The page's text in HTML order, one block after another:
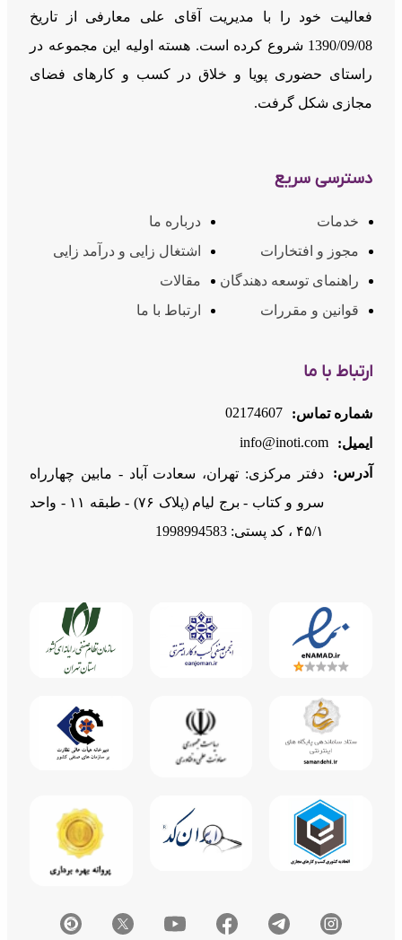
فعالیت خود را با مدیریت آقای علی معارفی از تاریخ
1390/09/08 شروع کرده است. هسته اولیه این مجموعه در
راستای حضوری پویا و خلاق در کسب و کارهای فضای
مجازی شکل گرفت.
دسترسی سریع
خدمات
درباره ما
مجوز و افتخارات
اشتغال زایی و درآمد زایی
راهنمای توسعه دهندگان
مقالات
قوانین و مقررات
ارتباط با ما
ارتباط با ما
شماره تماس:
02174607
ایمیل:
info@inoti.com
آدرس:
دفتر مرکزی: تهران، سعادت آباد - مابین چهارراه
سرو و کتاب - برج لیام (پلاک ۷۶) - طبقه ۱۱ - واحد
۴۵/۱ ، کد پستی: 1998994583